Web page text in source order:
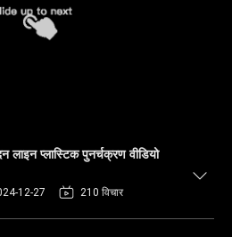
लाइन प्लास्टिक पुनर्चक्रण वीडियो
12-27 210 विचार